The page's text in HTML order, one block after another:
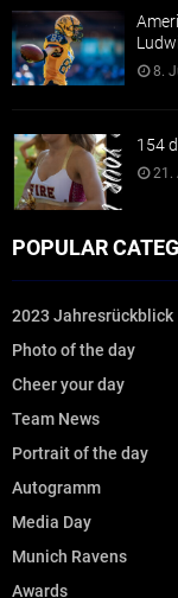
8.
154
21.
POPULAR
2023 Jahresrückblick
Photo of the day
Cheer your day
Team News
Portrait of the day
Autogramm
Media Day
Munich Ravens
Awards